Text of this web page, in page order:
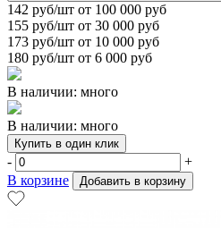
142 руб/шт от 100 000 руб
155 руб/шт от 30 000 руб
173 руб/шт от 10 000 руб
180 руб/шт от 6 000 руб
В наличии: много
В наличии: много
Купить в один клик
-
+
В корзине
Добавить в корзину